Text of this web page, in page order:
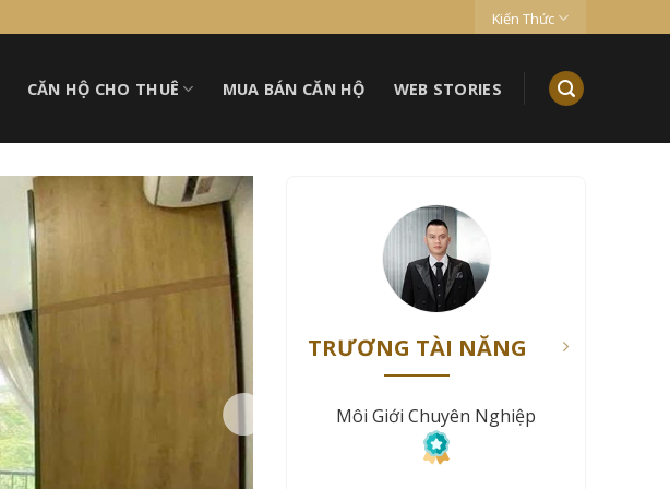
Kiến Thức
CĂN HỘ CHO THUÊ MUA BÁN CĂN HỘ WEB STORIES
TRƯƠNG TÀI NĂNG
Môi Giới Chuyên Nghiệp